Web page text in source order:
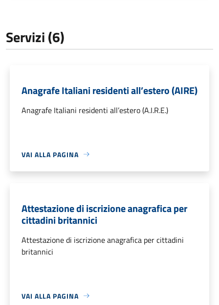
Servizi (6)
Anagrafe Italiani residenti all’estero (AIRE)
Anagrafe Italiani residenti all’estero (A.I.R.E.)
VAI ALLA PAGINA
Attestazione di iscrizione anagrafica per
cittadini britannici
Attestazione di iscrizione anagrafica per cittadini
britannici
VAI ALLA PAGINA